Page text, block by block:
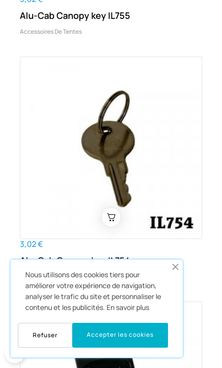
Alu-Cab Canopy key IL755
Accessoires De Tentes
3,02 €
Alu-Cab Canopy key IL754
Accessoires De Tentes
Nous utilisons des cookies tiers pour
améliorer votre expérience de navigation,
analyser le trafic du site et personnaliser le
contenu et les publicités. En savoir plus
Accepter les cookies
Refuser